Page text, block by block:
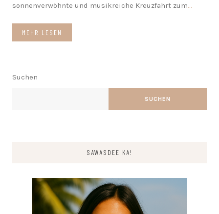
sonnenverwöhnte und musikreiche Kreuzfahrt zum...
MEHR LESEN
Suchen
SUCHEN
SAWASDEE KA!